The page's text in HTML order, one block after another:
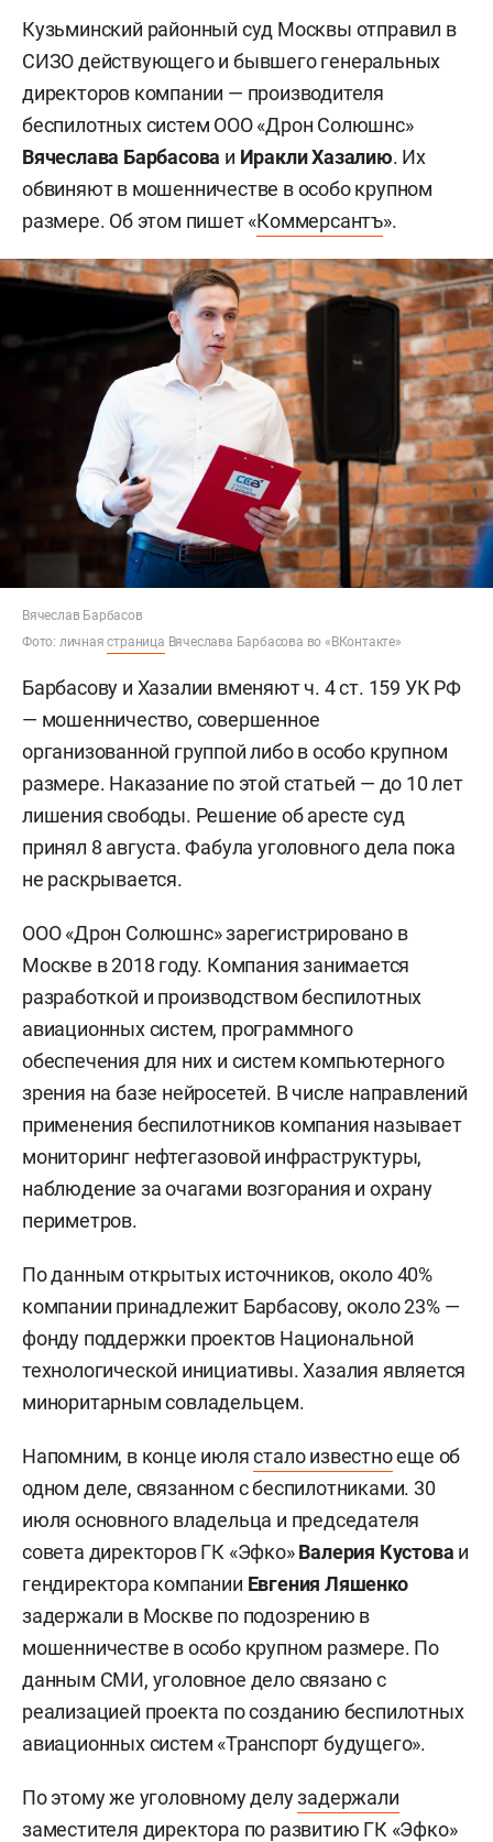
Кузьминский районный суд Москвы отправил в
СИЗО действующего и бывшего генеральных
директоров компании — производителя
беспилотных систем ООО «Дрон Солюшнс»
Вячеслава Барбасова и Иракли Хазалию. Их
обвиняют в мошенничестве в особо крупном
размере. Об этом пишет «Коммерсантъ».
Вячеслав Барбасов
Фото: личнаястраница Вячеслава Барбасова во «ВКонтакте»
Барбасову и Хазалии вменяют ч. 4 ст. 159 УК РФ
— мошенничество, совершенное
организованной группой либо в особо крупном
размере. Наказание по этой статьей — до 10 лет
лишения свободы. Решение об аресте суд
принял 8 августа. Фабула уголовного дела пока
не раскрывается.
ООО «Дрон Солюшнс» зарегистрировано в
Москве в 2018 году. Компания занимается
разработкой и производством беспилотных
авиационных систем, программного
обеспечения для них и систем компьютерного
зрения на базе нейросетей. В числе направлений
применения беспилотников компания называет
мониторинг нефтегазовой инфраструктуры,
наблюдение за очагами возгорания и охрану
периметров.
По данным открытых источников, около 40%
компании принадлежит Барбасову, около 23% —
фонду поддержки проектов Национальной
технологической инициативы. Хазалия является
миноритарным совладельцем.
Напомним, в конце июлястало известноеще об
одном деле, связанном с беспилотниками. 30
июля основного владельца и председателя
совета директоров ГК «Эфко»Валерия Кустова и
гендиректора компании Евгения Ляшенко
задержали в Москве по подозрению в
мошенничестве в особо крупном размере. По
данным СМИ, уголовное дело связано с
реализацией проекта по созданию беспилотных
авиационных систем «Транспорт будущего».
По этому же уголовному делузадержали
заместителя директора по развитию ГК «Эфко»